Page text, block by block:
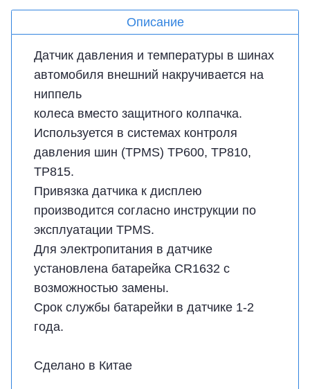
Описание
Датчик давления и температуры в шинах
автомобиля внешний накручивается на
ниппель
колеса вместо защитного колпачка.
Используется в системах контроля
давления шин (TPMS) TP600, TP810,
TP815.
Привязка датчика к дисплею
производится согласно инструкции по
эксплуатации TPMS.
Для электропитания в датчике
установлена батарейка CR1632 с
возможностью замены.
Срок службы батарейки в датчике 1-2
года.
Сделано в Китае